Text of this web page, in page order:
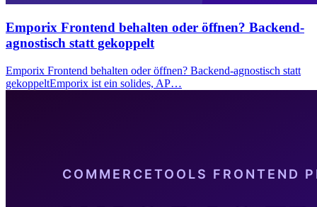
Emporix Frontend behalten oder öffnen? Backend-
agnostisch statt gekoppelt
Emporix Frontend behalten oder öffnen? Backend-agnostisch statt
gekoppeltEmporix ist ein solides, AP…